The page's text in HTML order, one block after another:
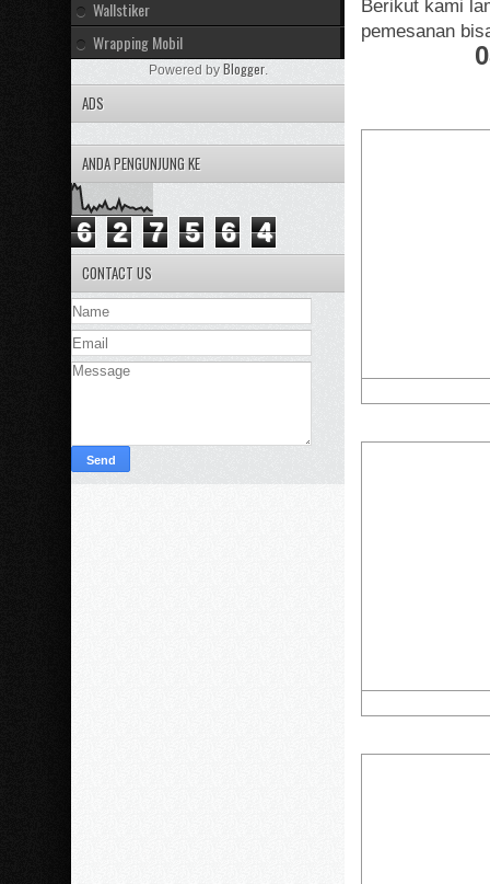
Berikut kami
pemesanan
Wallstiker
Wrapping Mobil
Powered by Blogger.
ADS
ANDA PENGUNJUNG KE
6 2 7 5 6 4
CONTACT US